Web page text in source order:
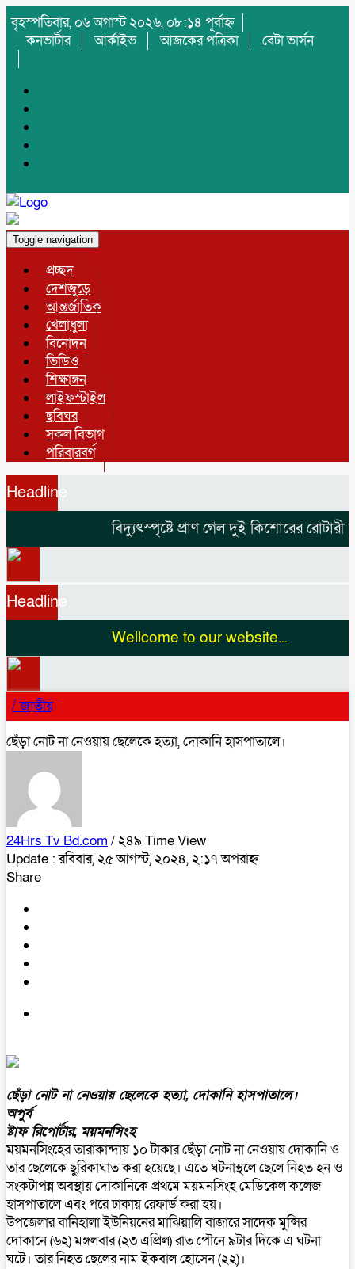
বৃহস্পতিবার, ০৬ অগাস্ট ২০২৬, ০৮:১৪ পূর্বাহ্ন
কনভার্টার
আর্কাইভ আজকের পত্রিকা বেটা ভার্সন
Toggle navigation
প্রচ্ছদ
দেশজুড়ে
আন্তর্জাতিক
খেলাধুলা
বিনোদন
ভিডিও
শিক্ষাঙ্গন
লাইফস্টাইল
ছবিঘর
সকল বিভাগ
পরিবারবর্গ
Headline
বিদ্যুৎস্পৃষ্টে প্রাণ গেল দুই কিশোরেররোটারী
Headline
Wellcome to our website...
/জাতীয়
ছেঁড়া নোট না নেওয়ায় ছেলেকে হত্যা, দোকানি হাসপাতালে।
24Hrs Tv Bd.com / ২৪৯ Time View
Update : রবিবার, ২৫ আগস্ট, ২০২৪, ২:১৭ অপরাহ্ন
Share
ছেঁড়া নোট না নেওয়ায় ছেলেকে হত্যা, দোকানি হাসপাতালে।
অপুর্ব
ষ্টাফ রিপোর্টার, ময়মনসিংহ
ময়মনসিংহের তারাকান্দায় ১০ টাকার ছেঁড়া নোট না নেওয়ায় দোকানি ও
তার ছেলেকে ছুরিকাঘাত করা হয়েছে। এতে ঘটনাস্থলে ছেলে নিহত হন ও
সংকটাপন্ন অবস্থায় দোকানিকে প্রথমে ময়মনসিংহ মেডিকেল কলেজ
হাসপাতালে এবং পরে ঢাকায় রেফার্ড করা হয়।
উপজেলার বানিহালা ইউনিয়নের মাঝিয়ালি বাজারে সাদেক মুন্সির
দোকানে (৬২) মঙ্গলবার (২৩ এপ্রিল) রাত পৌনে ৯টার দিকে এ ঘটনা
ঘটে। তার নিহত ছেলের নাম ইকবাল হোসেন (২২)।